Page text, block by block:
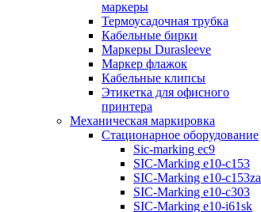
маркеры
Термоусадочная трубка
Кабельные бирки
Маркеры Durasleeve
Маркер флажок
Кабельные клипсы
Этикетка для офисного
принтера
Механическая маркировка
Стационарное оборудование
Sic-marking ec9
SIC-Marking e10-c153
SIC-Marking e10-c153za
SIC-Marking e10-c303
SIC-Marking e10-i61sk